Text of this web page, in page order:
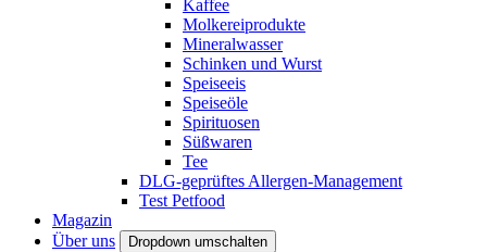
Kaffee
Molkereiprodukte
Mineralwasser
Schinken und Wurst
Speiseeis
Speiseöle
Spirituosen
Süßwaren
Tee
DLG-geprüftes Allergen-Management
Test Petfood
Magazin
Über uns
Dropdown umschalten